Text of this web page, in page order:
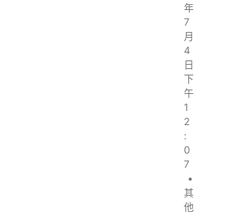
年
7
月
4
日
下
午
1
2
:
0
7
•
其
他